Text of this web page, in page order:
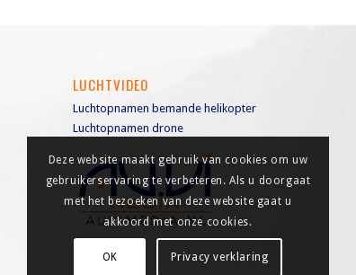
LUCHTVIDEO
Luchtopnamen bemande helikopter
Luchtopnamen drone
Deze website maakt gebruik van cookies om uw
gebruikerservaring te verbeteren. Als u doorgaat
met het bezoeken van deze website gaat u
akkoord met onze cookies.
OK Privacy verklaring